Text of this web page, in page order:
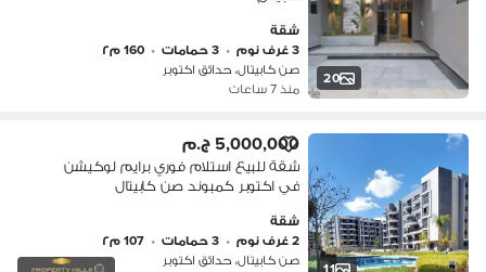
20
شقة
3 غرف نوم
• 3 حمامات • 160 م٢
صن كابيتال، حدائق اكتوبر
منذ 7 ساعات
11
5,000,000 ج.م
شقة للبيع استلام فوري برايم لوكيشن
في اكتوبر كمبوند صن كابيتال
شقة
2 غرف نوم
• 3 حمامات • 107 م٢
صن كابيتال، حدائق اكتوبر